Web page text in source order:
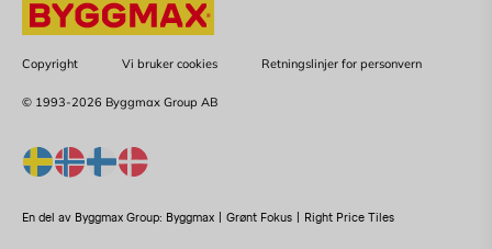
Copyright Vi bruker cookies Retningslinjer for personvern
© 1993-2026 Byggmax Group AB
En del av Byggmax Group: Byggmax Grønt Fokus Right Price Tiles